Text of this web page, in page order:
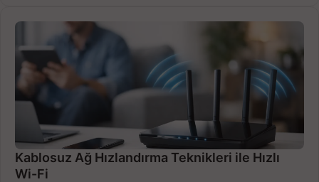
Kablosuz Ağ Hızlandırma Teknikleri ile Hızlı
Wi-Fi